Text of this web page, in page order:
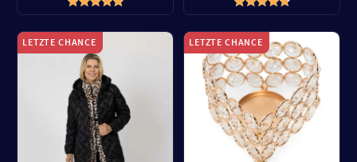
LETZTE CHANCE LETZTE CHANCE